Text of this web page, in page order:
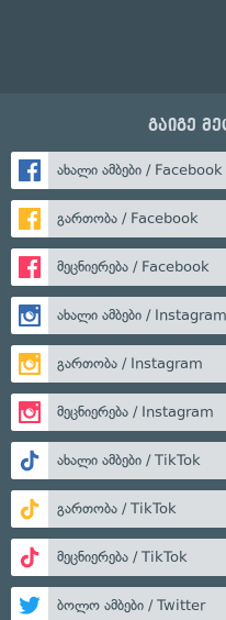
გაიგე
ახალი ამბები / Facebook
გართობა / Facebook
მეცნიერება / Facebook
ახალი ამბები / Instagram
გართობა / Instagram
მეცნიერება / Instagram
ახალი ამბები / TikTok
გართობა / TikTok
მეცნიერება / TikTok
ბოლო ამბები / Twitter